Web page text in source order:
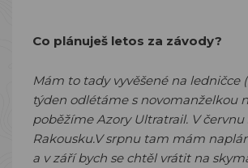
Co plánuješ letos za závody?
Mám to tady vyvěšené na ledničce
týden odlétáme s novomanželkou
poběžíme Azory Ultratrail. V
Rakousku.V srpnu tam mám
a v září bych se chtěl vrátit na